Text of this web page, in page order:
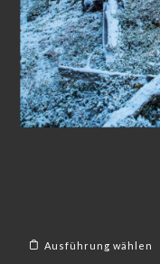
Ausführung wählen